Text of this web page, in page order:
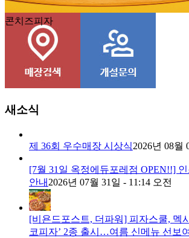
콘치즈피자
새소식
제 36회 우수매장 시상식2026년 08월
[7월 31일 옥정에듀포레점 OPEN!!]
안내 2026년 07월 31일 - 11:14 오전
[비욘드포스트, 더파워] 피자스쿨, 멕
코피자’ 2종 출시…여름 신메뉴 선보여